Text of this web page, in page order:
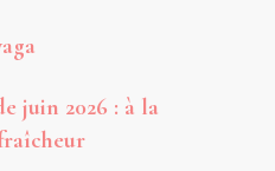
juin 2026 : à la